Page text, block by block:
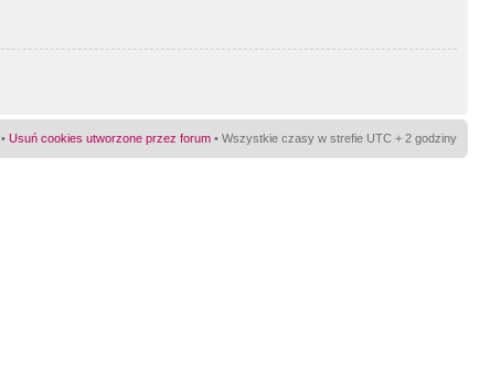
• Usuń cookies utworzone przez forum • Wszystkie czasy w strefie UTC + 2 godziny